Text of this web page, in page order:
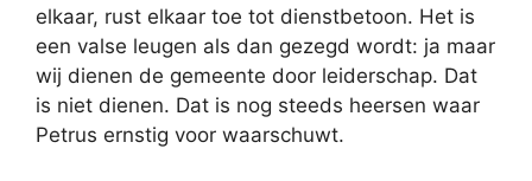
elkaar, rust elkaar toe tot dienstbetoon. Het is
een valse leugen als dan gezegd wordt: ja maar
wij dienen de gemeente door leiderschap. Dat
is niet dienen. Dat is nog steeds heersen waar
Petrus ernstig voor waarschuwt.